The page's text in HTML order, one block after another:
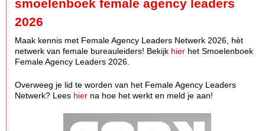
smoelenboek female agency leaders
2026
Maak kennis met Female Agency Leaders Netwerk 2026, hèt
netwerk van female bureauleiders! Bekijk hier het Smoelenboek
Female Agency Leaders 2026.
Overweeg je lid te worden van het Female Agency Leaders
Netwerk? Lees hier na hoe het werkt en meld je aan!